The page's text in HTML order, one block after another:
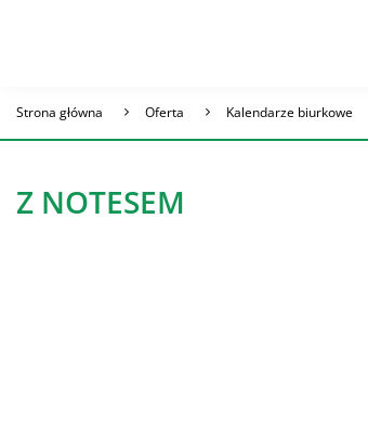
Strona główna Oferta Kalendarze biurkowe
Z NOTESEM